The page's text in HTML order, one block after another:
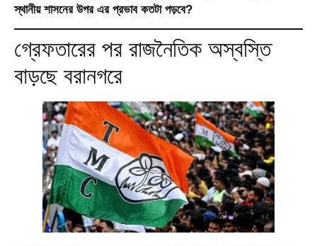
স্থানীয় শাসনের উপর এর প্রভাব কতটা পড়বে?
গ্রেফতারের পর রাজনৈতিক অস্বস্তি
বাড়ছে বরানগরে